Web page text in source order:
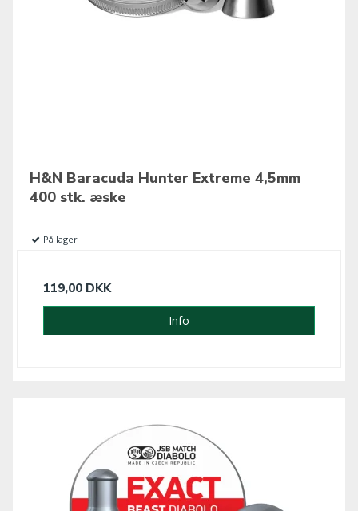
H&N Baracuda Hunter Extreme 4,5mm
400 stk. æske
På lager
119,00 DKK
Info